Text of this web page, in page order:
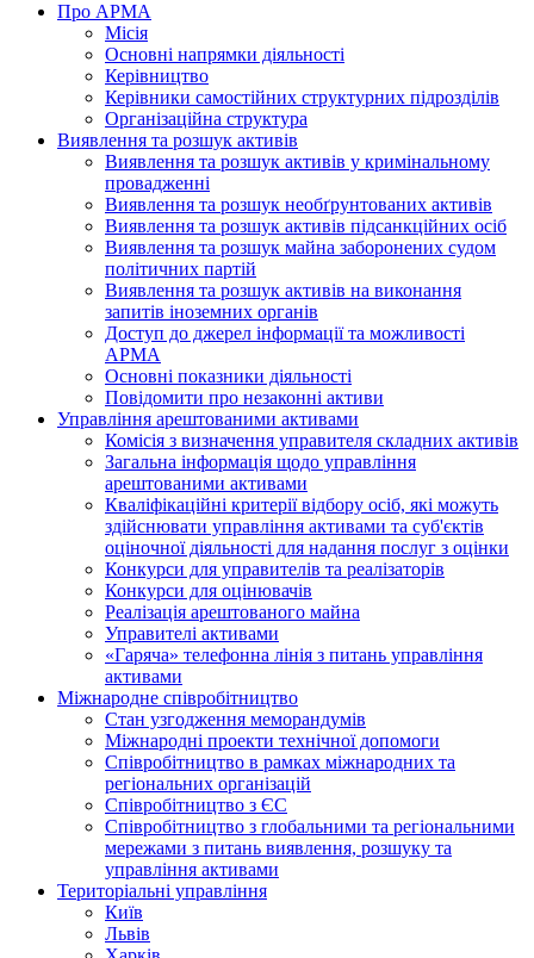
Про АРМА
Місія
Основні напрямки діяльності
Керівництво
Керівники самостійних структурних підрозділів
Організаційна структура
Виявлення та розшук активів
Виявлення та розшук активів у кримінальному
провадженні
Виявлення та розшук необґрунтованих активів
Виявлення та розшук активів підсанкційних осіб
Виявлення та розшук майна заборонених судом
політичних партій
Виявлення та розшук активів на виконання
запитів іноземних органів
Доступ до джерел інформації та можливості
АРМА
Основні показники діяльності
Повідомити про незаконні активи
Управління арештованими активами
Комісія з визначення управителя складних активів
Загальна інформація щодо управління
арештованими активами
Кваліфікаційні критерії відбору осіб, які можуть
здiйснювати управління активами та суб'єктів
оціночної діяльності для надання послуг з оцінки
Конкурси для управителів та реалізаторів
Конкурси для оцінювачів
Реалізація арештованого майна
Управителі активами
«Гаряча» телефонна лінія з питань управління
активами
Міжнародне співробітництво
Стан узгодження меморандумів
Міжнародні проекти технічної допомоги
Співробітництво в рамках міжнародних та
регіональних організацій
Співробітництво з ЄС
Співробітництво з глобальними та регіональними
мережами з питань виявлення, розшуку та
управління активами
Територіальні управління
Київ
Львів